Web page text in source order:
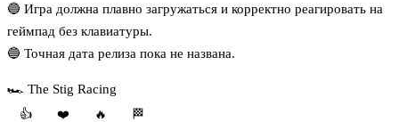
🔵 Игра должна плавно загружаться и корректно реагировать на
геймпад без клавиатуры.
🔵 Точная дата релиза пока не названа.
🏎 The Stig Racing
👍
❤️ 🔥 🏁